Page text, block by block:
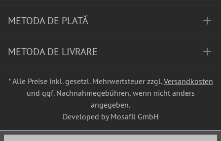
METODA DE PLATĂ
METODA DE LIVRARE
* Alle Preise inkl. gesetzl. Mehrwertsteuer zzgl.Versandkosten
und ggf. Nachnahmegebühren, wenn nicht anders
angegeben.
Developed by Mosafil GmbH